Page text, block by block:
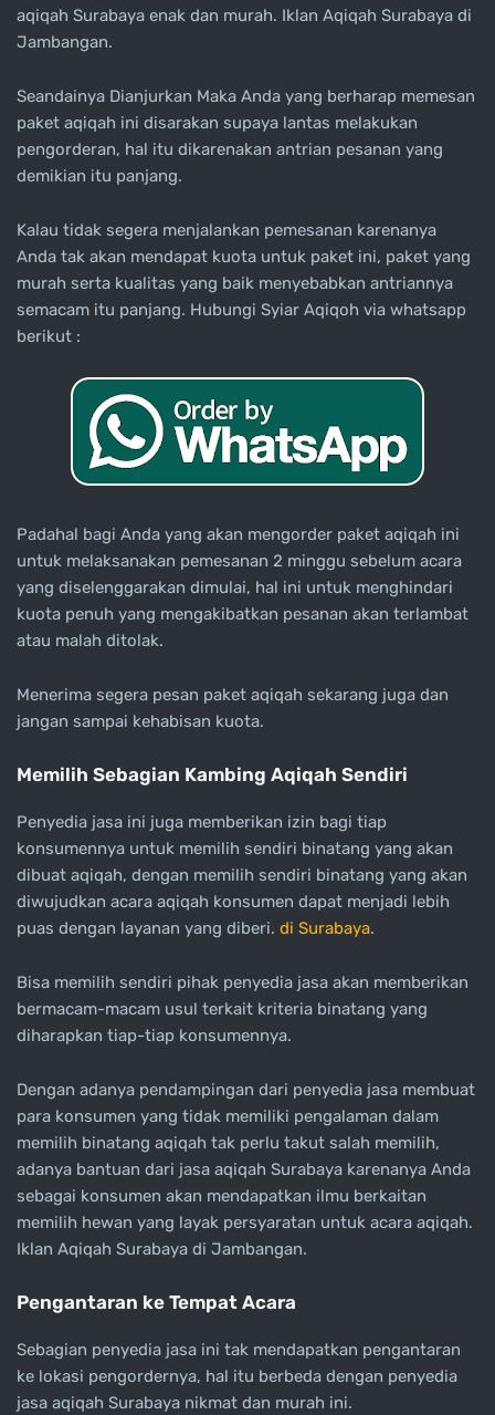
aqiqah Surabaya enak dan murah. Iklan Aqiqah Surabaya di
Jambangan.
Seandainya Dianjurkan Maka Anda yang berharap memesan
paket aqiqah ini disarakan supaya lantas melakukan
pengorderan, hal itu dikarenakan antrian pesanan yang
demikian itu panjang.
Kalau tidak segera menjalankan pemesanan karenanya
Anda tak akan mendapat kuota untuk paket ini, paket yang
murah serta kualitas yang baik menyebabkan antriannya
semacam itu panjang. Hubungi Syiar Aqiqoh via whatsapp
berikut :
Padahal bagi Anda yang akan mengorder paket aqiqah ini
untuk melaksanakan pemesanan 2 minggu sebelum acara
yang diselenggarakan dimulai, hal ini untuk menghindari
kuota penuh yang mengakibatkan pesanan akan terlambat
atau malah ditolak.
Menerima segera pesan paket aqiqah sekarang juga dan
jangan sampai kehabisan kuota.
Memilih Sebagian Kambing Aqiqah Sendiri
Penyedia jasa ini juga memberikan izin bagi tiap
konsumennya untuk memilih sendiri binatang yang akan
dibuat aqiqah, dengan memilih sendiri binatang yang akan
diwujudkan acara aqiqah konsumen dapat menjadi lebih
puas dengan layanan yang diberi. di Surabaya.
Bisa memilih sendiri pihak penyedia jasa akan memberikan
bermacam-macam usul terkait kriteria binatang yang
diharapkan tiap-tiap konsumennya.
Dengan adanya pendampingan dari penyedia jasa membuat
para konsumen yang tidak memiliki pengalaman dalam
memilih binatang aqiqah tak perlu takut salah memilih,
adanya bantuan dari jasa aqiqah Surabaya karenanya Anda
sebagai konsumen akan mendapatkan ilmu berkaitan
memilih hewan yang layak persyaratan untuk acara aqiqah.
Iklan Aqiqah Surabaya di Jambangan.
Pengantaran ke Tempat Acara
Sebagian penyedia jasa ini tak mendapatkan pengantaran
ke lokasi pengordernya, hal itu berbeda dengan penyedia
jasa aqiqah Surabaya nikmat dan murah ini.